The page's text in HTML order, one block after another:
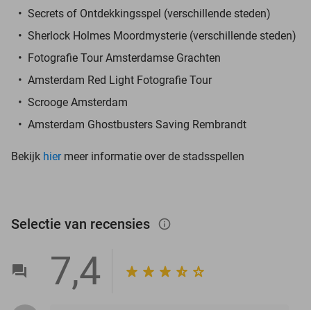
Secrets of Ontdekkingsspel (verschillende steden)
Sherlock Holmes Moordmysterie (verschillende steden)
Fotografie Tour Amsterdamse Grachten
Amsterdam Red Light Fotografie Tour
Scrooge Amsterdam
Amsterdam Ghostbusters Saving Rembrandt
Bekijk hiermeer informatie over de stadsspellen
Selectie van recensies info_outlined
7,4